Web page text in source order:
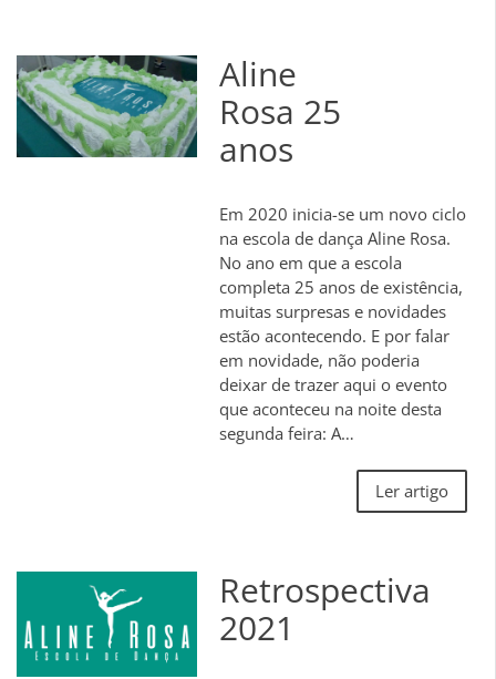
Aline
Rosa 25
anos
Em 2020 inicia-se um novo ciclo
na escola de dança Aline Rosa.
No ano em que a escola
completa 25 anos de existência,
muitas surpresas e novidades
estão acontecendo. E por falar
em novidade, não poderia
deixar de trazer aqui o evento
que aconteceu na noite desta
segunda feira: A…
Ler artigo
Retrospectiva
2021